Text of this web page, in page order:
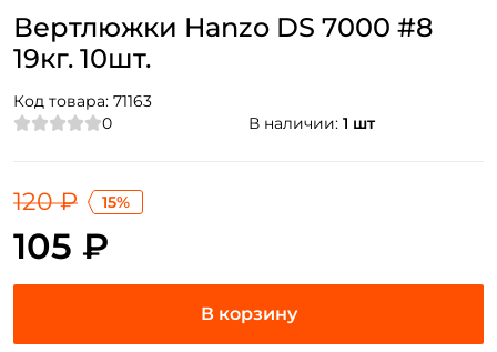
Вертлюжки Hanzo DS 7000 #8
19кг. 10шт.
Код товара: 71163
0
В наличии: 1 шт
105 ₽
120 ₽ 15%